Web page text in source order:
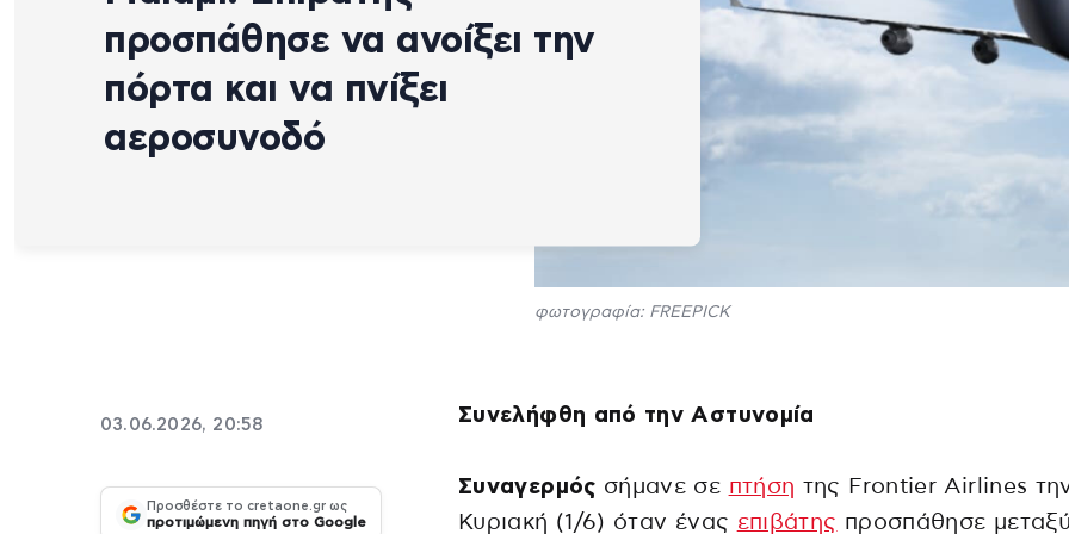
προσπάθησε να ανοίξει την
πόρτα και να πνίξει
αεροσυνοδό
φωτογραφία: FREEPICK
03.06.2026, 20:58
Προσθέστε το cretaone.gr ως
προτιμώμενη πηγή στο Google
Συνελήφθη από την Αστυνομία
Συναγερμός σήμανε σε πτήση της Frontier Airlines
Κυριακή (1/6) όταν ένας επιβάτης προσπάθησε